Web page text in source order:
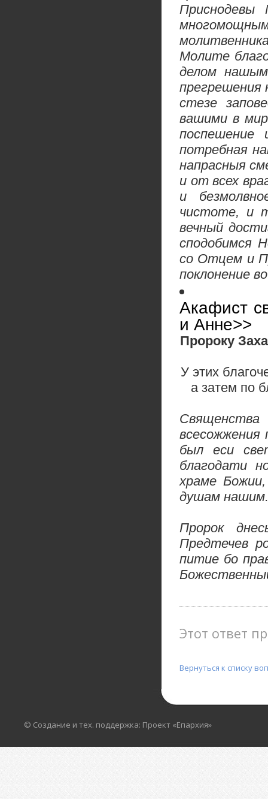
Приснодевы
Молите
делом
прегрешения
стезе
вашими в
поспешение
потребная
напрасныя
и от всех
и
чистоте, и
вечный
сподобимся
со Отцем и
поклонение
Акафист
и Анне>>
Пророку
У этих
а затем по
Священства
всесожжения
был еси
благодати
храме
душам нашим.
Пророк
Предтечев
питие бо
Этот ответ
Вернуться к списку
© Создание и тех. поддержка: Проект «Епархия»